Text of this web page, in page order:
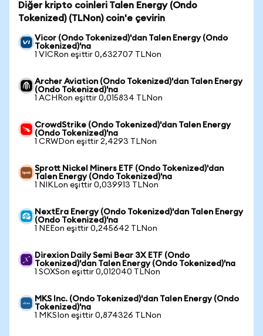
Diğer kripto coinleri Talen Energy (Ondo
Tokenized) (TLNon) coin'e çevirin
Vicor (Ondo Tokenized)'dan Talen Energy (Ondo
Tokenized)'na
1 VICRon eşittir 0,632707 TLNon
Archer Aviation (Ondo Tokenized)'dan Talen Energy
(Ondo Tokenized)'na
1 ACHRon eşittir 0,015834 TLNon
CrowdStrike (Ondo Tokenized)'dan Talen Energy
(Ondo Tokenized)'na
1 CRWDon eşittir 2,4293 TLNon
Sprott Nickel Miners ETF (Ondo Tokenized)'dan
Talen Energy (Ondo Tokenized)'na
1 NIKLon eşittir 0,039913 TLNon
NextEra Energy (Ondo Tokenized)'dan Talen Energy
(Ondo Tokenized)'na
1 NEEon eşittir 0,245642 TLNon
Direxion Daily Semi Bear 3X ETF (Ondo
Tokenized)'dan Talen Energy (Ondo Tokenized)'na
1 SOXSon eşittir 0,012040 TLNon
MKS Inc. (Ondo Tokenized)'dan Talen Energy (Ondo
Tokenized)'na
1 MKSIon eşittir 0,874326 TLNon